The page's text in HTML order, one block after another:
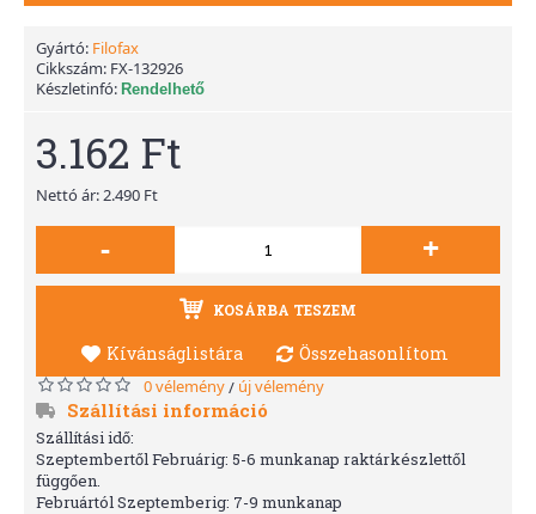
Gyártó: Filofax
Cikkszám: FX-132926
Készletinfó: Rendelhető
3.162 Ft
Nettó ár: 2.490 Ft
- +
KOSÁRBA TESZEM
Kívánságlistára Összehasonlítom
0 vélemény/ új vélemény
Szállítási információ
Szállítási idő:
Szeptembertől Februárig: 5-6 munkanap raktárkészlettől
függően.
Februártól Szeptemberig: 7-9 munkanap